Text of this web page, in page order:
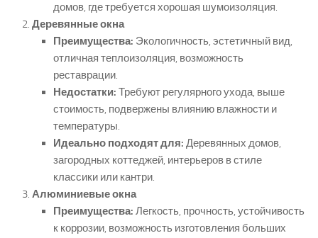
домов, где требуется хорошая шумоизоляция.
Деревянные окна
Преимущества: Экологичность, эстетичный вид,
отличная теплоизоляция, возможность
реставрации.
Недостатки: Требуют регулярного ухода, выше
стоимость, подвержены влиянию влажности и
температуры.
Идеально подходят для: Деревянных домов,
загородных коттеджей, интерьеров в стиле
классики или кантри.
Алюминиевые окна
Преимущества: Легкость, прочность, устойчивость
к коррозии, возможность изготовления больших